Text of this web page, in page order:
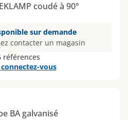
coudé à 90°
sur demande
contacter un magasin
références
connectez-vous
BA galvanisé